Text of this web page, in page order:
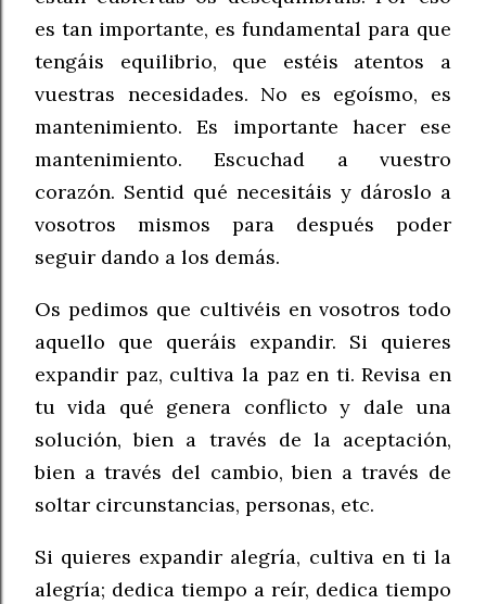
es tan importante, es fundamental para que
tengáis equilibrio, que estéis atentos a
vuestras necesidades. No es egoísmo, es
mantenimiento. Es importante hacer ese
mantenimiento. Escuchad a vuestro
corazón. Sentid qué necesitáis y dároslo a
vosotros mismos para después poder
seguir dando a los demás.
Os pedimos que cultivéis en vosotros todo
aquello que queráis expandir. Si quieres
expandir paz, cultiva la paz en ti. Revisa en
tu vida qué genera conflicto y dale una
solución, bien a través de la aceptación,
bien a través del cambio, bien a través de
soltar circunstancias, personas, etc.
Si quieres expandir alegría, cultiva en ti la
alegría; dedica tiempo a reír, dedica tiempo